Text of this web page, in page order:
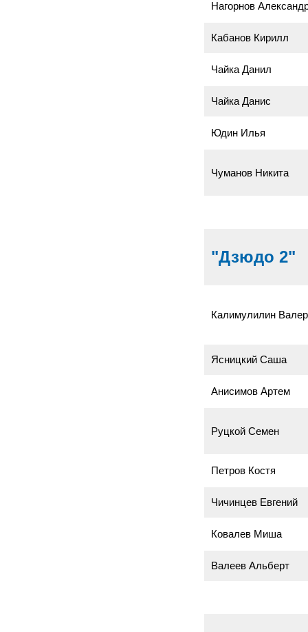
Нагорнов
Кабанов Кирилл
Чайка Данил
Чайка Данис
Юдин Илья
Чуманов Никита
"Дзюдо 2"
Калимулилин
Ясницкий Саша
Анисимов Артем
Руцкой Семен
Петров Костя
Чичинцев Евгений
Ковалев Миша
Валеев Альберт